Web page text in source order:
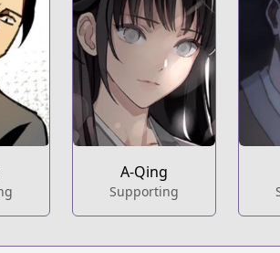
A-Qing
Supporting